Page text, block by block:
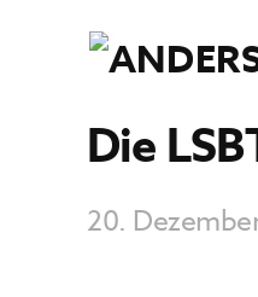
Die
20.